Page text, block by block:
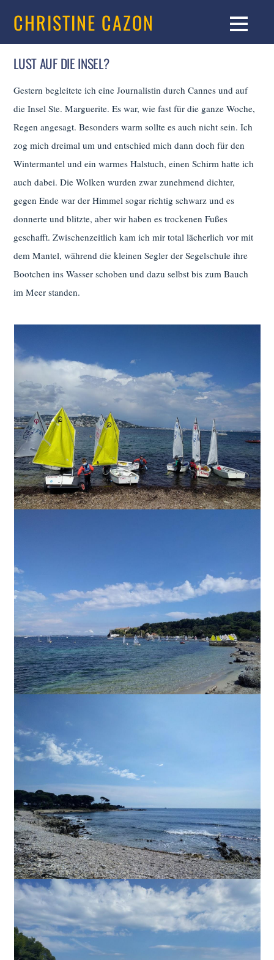
CHRISTINE CAZON
LUST AUF DIE INSEL?
Gestern begleitete ich eine Journalistin durch Cannes und auf
die Insel Ste. Marguerite. Es war, wie fast für die ganze Woche,
Regen angesagt. Besonders warm sollte es auch nicht sein. Ich
zog mich dreimal um und entschied mich dann doch für den
Wintermantel und ein warmes Halstuch, einen Schirm hatte ich
auch dabei. Die Wolken wurden zwar zunehmend dichter,
gegen Ende war der Himmel sogar richtig schwarz und es
donnerte und blitzte, aber wir haben es trockenen Fußes
geschafft. Zwischenzeitlich kam ich mir total lächerlich vor mit
dem Mantel, während die kleinen Segler der Segelschule ihre
Bootchen ins Wasser schoben und dazu selbst bis zum Bauch
im Meer standen.